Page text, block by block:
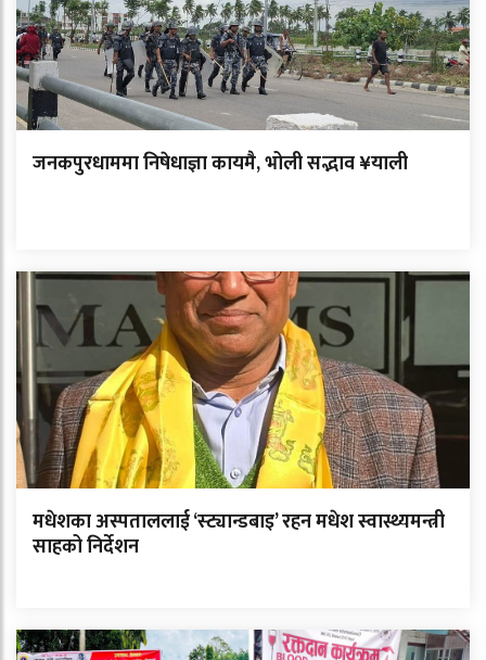
जनकपुरधाममा निषेधाज्ञा कायमै, भोली सद्भाव ¥याली
मधेशका अस्पताललाई ‘स्ट्यान्डबाइ’ रहन मधेश स्वास्थ्यमन्त्री
साहको निर्देशन